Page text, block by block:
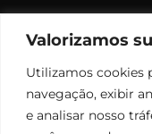
Valorizamos
Utilizamos cookies
navegação, exibir
e analisar nosso